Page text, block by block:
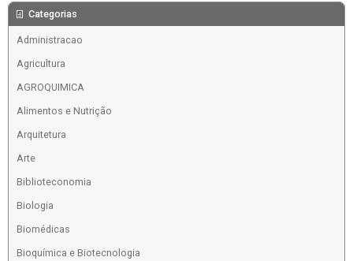
Categorias
Administracao
Agricultura
AGROQUIMICA
Alimentos e Nutrição
Arquitetura
Arte
Biblioteconomia
Biologia
Biomédicas
Bioquímica e Biotecnologia